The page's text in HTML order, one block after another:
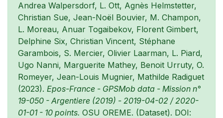
Andrea Walpersdorf, L. Ott, Agnès Helmstetter,
Christian Sue, Jean-Noël Bouvier, M. Champon,
L. Moreau, Anuar Togaibekov, Florent Gimbert,
Delphine Six, Christian Vincent, Stéphane
Garambois, S. Mercier, Olivier Laarman, L. Piard,
Ugo Nanni, Marguerite Mathey, Benoit Urruty, O.
Romeyer, Jean-Louis Mugnier, Mathilde Radiguet
(2023). Epos-France - GPSMob data - Mission n°
19-050 - Argentiere (2019) - 2019-04-02 / 2020-
01-01 - 10 points. OSU OREME. (Dataset). DOI: